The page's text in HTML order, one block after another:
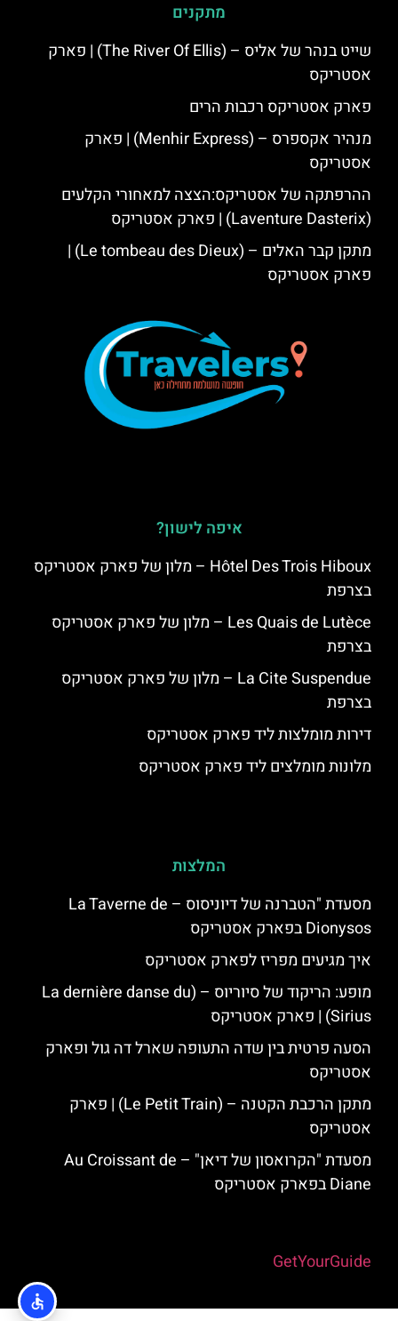
מתקנים
שייט בנהר של אליס – (The River Of Ellis) | פארק
אסטריקס
פארק אסטריקס רכבות הרים
מנהיר אקספרס – (Menhir Express) | פארק
אסטריקס
ההרפתקה של אסטריקס:הצצה למאחורי הקלעים
(Laventure Dasterix) | פארק אסטריקס
מתקן קבר האלים – (Le tombeau des Dieux) |
פארק אסטריקס
איפה לישון?
Hôtel Des Trois Hiboux – מלון של פארק אסטריקס
בצרפת
Les Quais de Lutèce – מלון של פארק אסטריקס
בצרפת
La Cite Suspendue – מלון של פארק אסטריקס
בצרפת
דירות מומלצות ליד פארק אסטריקס
מלונות מומלצים ליד פארק אסטריקס
המלצות
מסעדת "הטברנה של דיוניסוס – La Taverne de
Dionysos בפארק אסטריקס
איך מגיעים מפריז לפארק אסטריקס
מופע: הריקוד של סיוריוס – (La dernière danse du
Sirius) | פארק אסטריקס
הסעה פרטית בין שדה התעופה שארל דה גול ופארק
אסטריקס
מתקן הרכבת הקטנה – (Le Petit Train) | פארק
אסטריקס
מסעדת "הקרואסון של דיאן" – Au Croissant de
Diane בפארק אסטריקס
GetYourGuide